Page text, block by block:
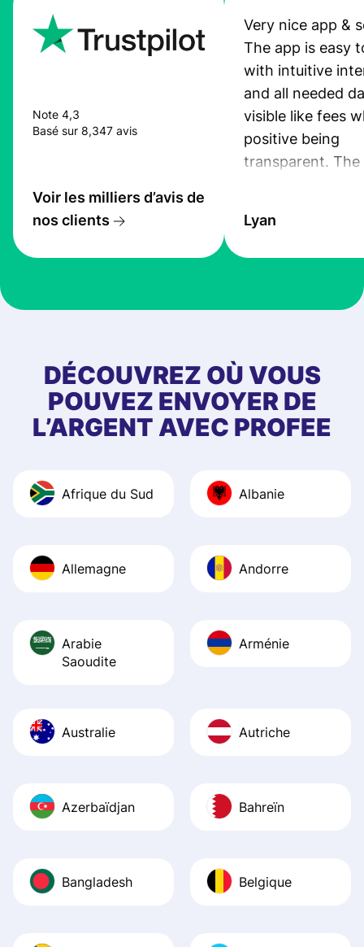
Note 4,3
Basé sur 8,347 avis
Voir les milliers d’avis de
nos clients
Very nice app &
The app is easy
with intuitive
and all needed
visible like fees
positive being
transparent. The
the exchange
at Profee is very
first started
app, and they
quick to provide
and helpful
Recommend it!
Lyan
DÉCOUVREZ OÙ VOUS
POUVEZ ENVOYER DE
L’ARGENT AVEC PROFEE
Afrique du Sud Albanie
Allemagne Andorre
Arabie
Saoudite
Arménie
Australie Autriche
Azerbaïdjan Bahreïn
Bangladesh Belgique